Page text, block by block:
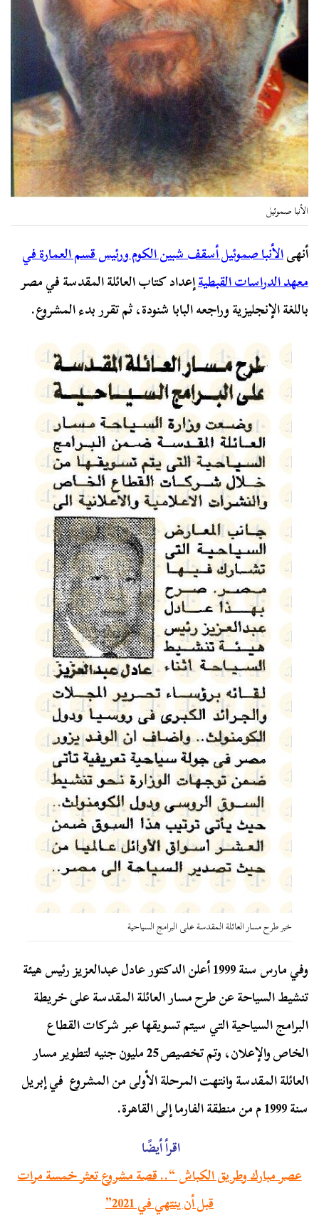
الأنبا صموئيل
أنهىالأنبا صموئيل أسقف شبين الكوم ورئيس قسم العمارة في
معهد الدراسات القبطيةإعداد كتاب العائلة المقدسة في مصر
باللغة الإنجليزية وراجعه البابا شنودة، ثم تقرر بدء المشروع.
خبر طرح مسار العائلة المقدسة على البرامج السياحية
وفي مارس سنة 1999 أعلن الدكتور عادل عبدالعزيز رئيس هيئة
تنشيط السياحة عن طرح مسار العائلة المقدسة على خريطة
البرامج السياحية التي سيتم تسويقها عبر شركات القطاع
الخاص والإعلان، و
تم تخصيص 25 مليون جنيه لتطوير مسار
العائلة المقدسة وانتهت المرحلة الأولى من المشروع في إبريل
سنة 1999 م من منطقة الفارما إلى القاهرة.
اقرأ أيضًا
عصر مبارك وطريق الكباش “.. قصة مشروع تعثر خمسة مرات
قبل أن ينتهي في 2021”